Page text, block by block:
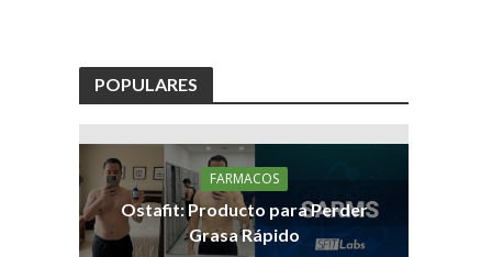
POPULARES
FARMACOS
Ostafit: Producto para Perder
Grasa Rápido